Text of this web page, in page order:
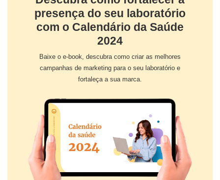
presença do seu laboratório
com o Calendário da Saúde
2024
Baixe o e-book, descubra como criar as melhores
campanhas de marketing para o seu laboratório e
fortaleça a sua marca.